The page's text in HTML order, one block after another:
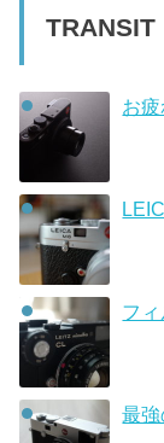
TRANSIT
お
フ
最強